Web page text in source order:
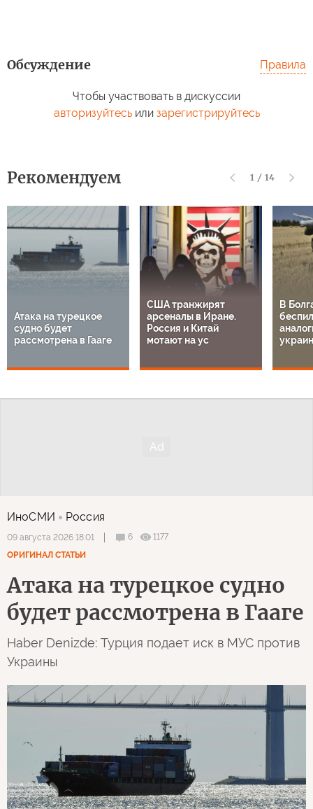
Обсуждение Правила
Чтобы участвовать в дискуссии
авторизуйтесьили зарегистрируйтесь
Рекомендуем 1 / 14
Атака на турецкое
судно будет
рассмотрена в Гааге
США транжирят
арсеналы в Иране.
Россия и Китай
мотают на ус
В
ИноСМИ Россия
09 августа 2026 18:01 6
1177
ОРИГИНАЛ СТАТЬИ
Атака на турецкое судно
будет рассмотрена в Гааге
Haber Denizde: Турция подает иск в МУС против
Украины